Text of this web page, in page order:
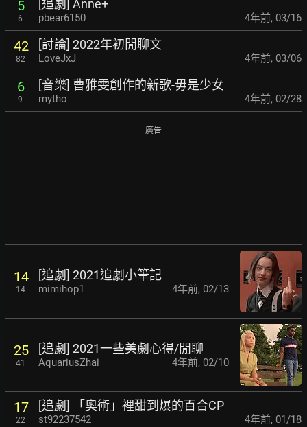
5
6
[追劇] Anne+
pbear6150 4年前, 03/16
42
82
[討論] 2022年初閒聊文
LoveJxJ 4年前, 03/06
6
9
[音樂] 曹雅雯創作的新歌-毋是少女
mytho 4年前, 02/28
廣告
14
14
[追劇] 2021追劇小筆記
mimihop1 4年前, 02/13
25
41
[追劇] 2021一些美劇心得/閒聊
AquariusZhai 4年前, 02/10
17
22
[追劇] 「奧術」裡甜到爆的百合CP
st92237542 4年前, 01/18